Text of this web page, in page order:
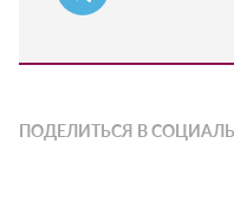
ПОДЕЛИТЬСЯ В